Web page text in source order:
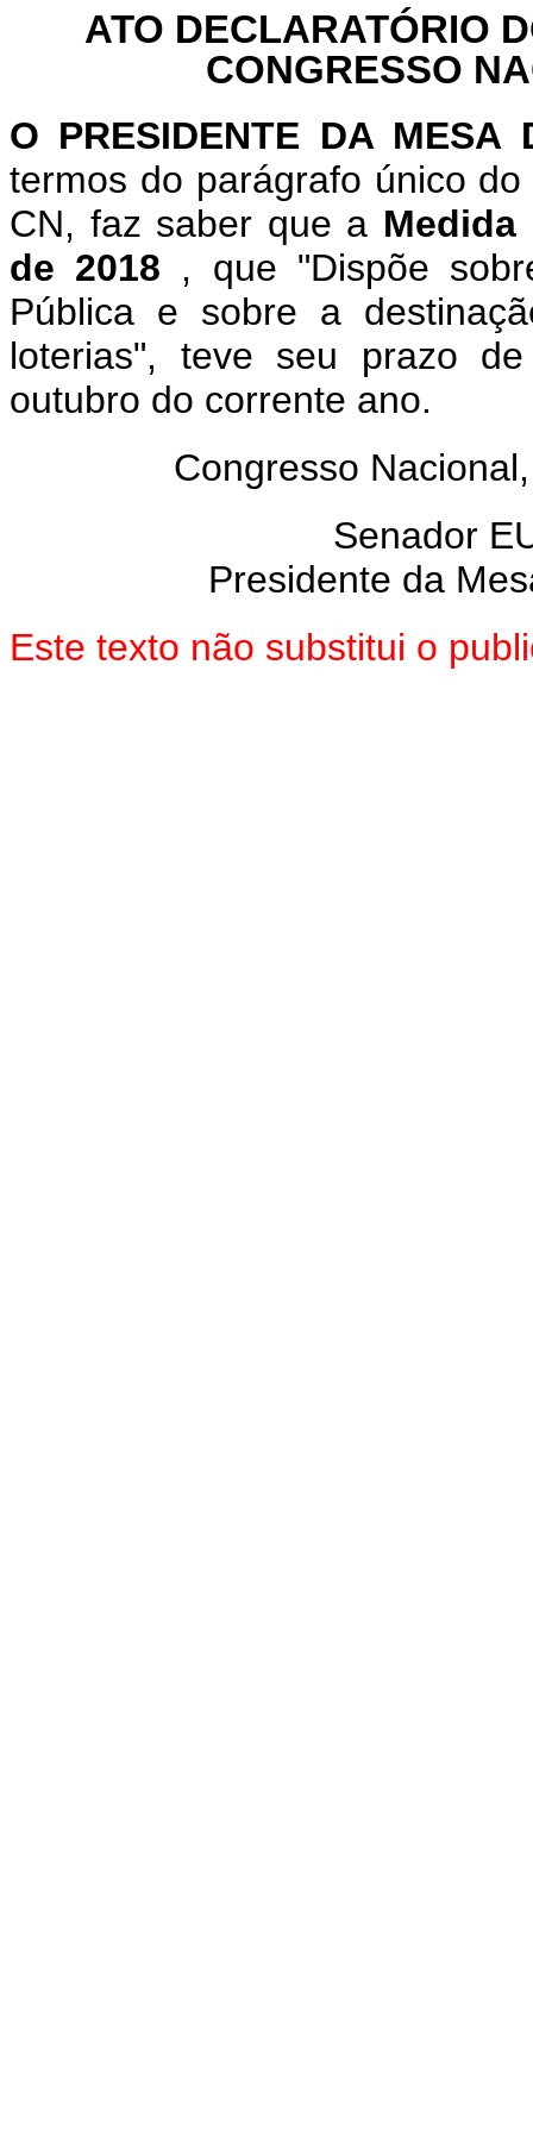
ATO DECLARATÓRIO
CONGRESSO
O PRESIDENTE DA MESA
termos do parágrafo único
CN, faz saber que a Medida
de 2018 , que "Dispõe
Pública e sobre a
loterias", teve seu prazo
outubro do corrente ano.
Congresso
Senador
Presidente da
Este texto não substitui o